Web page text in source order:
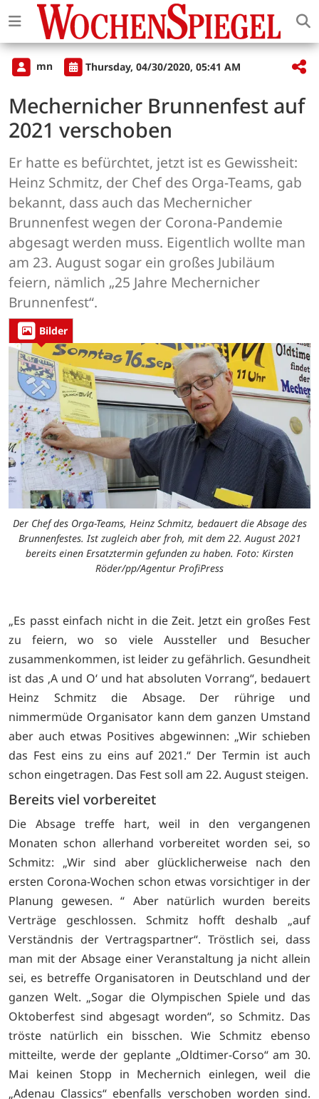
mn Thursday, 04/30/2020, 05:41 AM
Mechernicher Brunnenfest auf
2021 verschoben
Er hatte es befürchtet, jetzt ist es Gewissheit:
Heinz Schmitz, der Chef des Orga-Teams, gab
bekannt, dass auch das Mechernicher
Brunnenfest wegen der Corona-Pandemie
abgesagt werden muss. Eigentlich wollte man
am 23. August sogar ein großes Jubiläum
feiern, nämlich „25 Jahre Mechernicher
Brunnenfest“.
Bilder
Der Chef des Orga-Teams, Heinz Schmitz, bedauert die Absage des
Brunnenfestes. Ist zugleich aber froh, mit dem 22. August 2021
bereits einen Ersatztermin gefunden zu haben. Foto: Kirsten
Röder/pp/Agentur ProfiPress
„Es passt einfach nicht in die Zeit. Jetzt ein großes Fest
zu feiern, wo so viele Aussteller und Besucher
zusammenkommen, ist leider zu gefährlich. Gesundheit
ist das ‚A und O‘ und hat absoluten Vorrang“, bedauert
Heinz Schmitz die Absage. Der rührige und
nimmermüde Organisator kann dem ganzen Umstand
aber auch etwas Positives abgewinnen: „Wir schieben
das Fest eins zu eins auf 2021.“ Der Termin ist auch
schon eingetragen. Das Fest soll am 22. August steigen.
Bereits viel vorbereitet
Die Absage treffe hart, weil in den vergangenen
Monaten schon allerhand vorbereitet worden sei, so
Schmitz: „Wir sind aber glücklicherweise nach den
ersten Corona-Wochen schon etwas vorsichtiger in der
Planung gewesen. “ Aber natürlich wurden bereits
Verträge geschlossen. Schmitz hofft deshalb „auf
Verständnis der Vertragspartner“. Tröstlich sei, dass
man mit der Absage einer Veranstaltung ja nicht allein
sei, es betreffe Organisatoren in Deutschland und der
ganzen Welt. „Sogar die Olympischen Spiele und das
Oktoberfest sind abgesagt worden“, so Schmitz. Das
tröste natürlich ein bisschen. Wie Schmitz ebenso
mitteilte, werde der geplante „Oldtimer-Corso“ am 30.
Mai keinen Stopp in Mechernich einlegen, weil die
„Adenau Classics“ ebenfalls verschoben worden sind.